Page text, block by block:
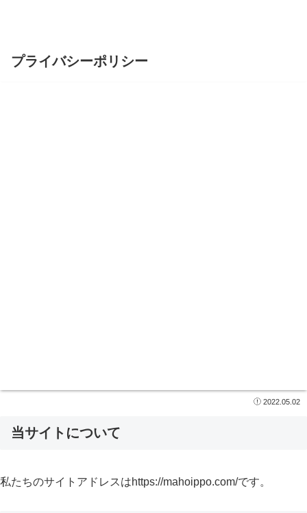
プライバシーポリシー
2022.05.02
当サイトについて
私たちのサイトアドレスはhttps://mahoippo.com/です。